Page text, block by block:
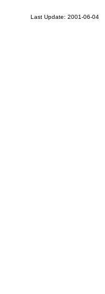
Last Update: 2001-06-04